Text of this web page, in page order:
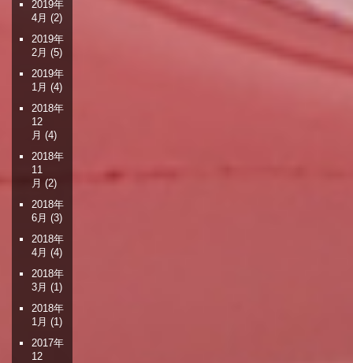
2019年
4月 (2)
2019年
2月 (5)
2019年
1月 (4)
2018年
12
月 (4)
2018年
11
月 (2)
2018年
6月 (3)
2018年
4月 (4)
2018年
3月 (1)
2018年
1月 (1)
2017年
12